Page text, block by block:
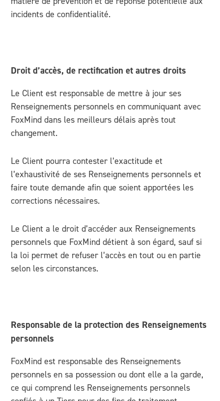
incidents de confidentialité.
Droit d’accès, de rectification et autres droits
Le Client est responsable de mettre à jour ses
Renseignements personnels en communiquant avec
FoxMind dans les meilleurs délais après tout
changement.
Le Client pourra contester l’exactitude et
l’exhaustivité de ses Renseignements personnels et
faire toute demande afin que soient apportées les
corrections nécessaires.
Le Client a le droit d’accéder aux Renseignements
personnels que FoxMind détient à son égard, sauf si
la loi permet de refuser l’accès en tout ou en partie
selon les circonstances.
Responsable de la protection des Renseignements
personnels
FoxMind est responsable des Renseignements
personnels en sa possession ou dont elle a la garde,
ce qui comprend les Renseignements personnels